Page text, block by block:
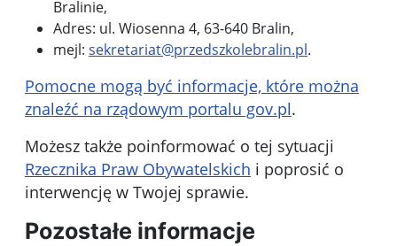
Bralinie,
Adres: ul. Wiosenna 4, 63-640 Bralin,
mejl: sekretariat@przedszkolebralin.pl.
Pomocne mogą być informacje, które można
znaleźć na rządowym portalu gov.pl.
Możesz także poinformować o tej sytuacji
Rzecznika Praw Obywatelskich i poprosić o
interwencję w Twojej sprawie.
Pozostałe informacje